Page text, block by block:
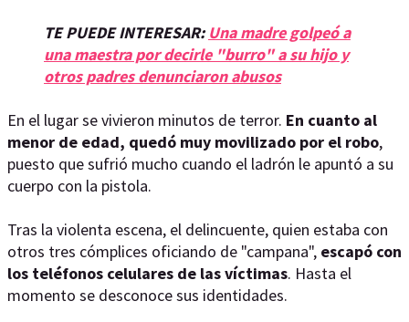
TE PUEDE INTERESAR:Una madre golpeó a
una maestra por decirle "burro" a su hijo y
otros padres denunciaron abusos
En el lugar se vivieron minutos de terror. En cuanto al
menor de edad, quedó muy movilizado por el robo,
puesto que sufrió mucho cuando el ladrón le apuntó a su
cuerpo con la pistola.
Tras la violenta escena, el delincuente, quien estaba con
otros tres cómplices oficiando de "campana", escapó con
los teléfonos celulares de las víctimas. Hasta el
momento se desconoce sus identidades.